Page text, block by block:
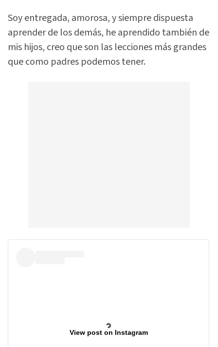
Soy entregada, amorosa, y siempre dispuesta
aprender de los demás, he aprendido también de
mis hijos, creo que son las lecciones más grandes
que como padres podemos tener.
View post on Instagram